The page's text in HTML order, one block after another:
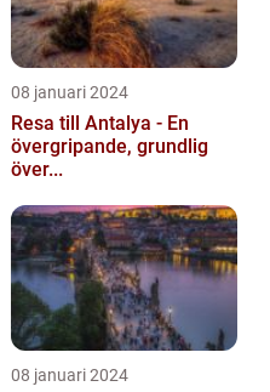
08 januari 2024
Resa till Antalya - En
övergripande, grundlig
över...
08 januari 2024